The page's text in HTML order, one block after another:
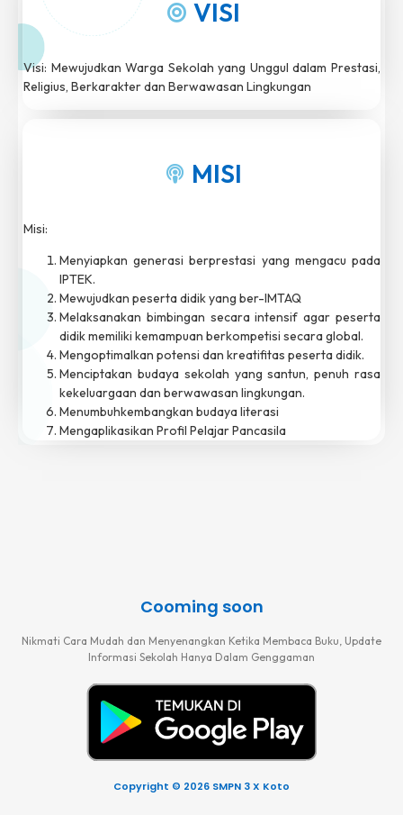
VISI
Visi: Mewujudkan Warga Sekolah yang Unggul dalam Prestasi,
Religius, Berkarakter dan Berwawasan Lingkungan
MISI
Misi:
Menyiapkan generasi berprestasi yang mengacu pada
IPTEK.
Mewujudkan peserta didik yang ber-IMTAQ
Melaksanakan bimbingan secara intensif agar peserta
didik memiliki kemampuan berkompetisi secara global.
Mengoptimalkan potensi dan kreatifitas peserta didik.
Menciptakan budaya sekolah yang santun, penuh rasa
kekeluargaan dan berwawasan lingkungan.
Menumbuhkembangkan budaya literasi
Mengaplikasikan Profil Pelajar Pancasila
Cooming soon
Nikmati Cara Mudah dan Menyenangkan Ketika Membaca Buku, Update
Informasi Sekolah Hanya Dalam Genggaman
Copyright © 2026 SMPN 3 X Koto